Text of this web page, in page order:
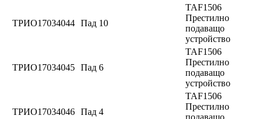
ТРИО17034044 Пад 10
TAF1506
Престилно
подаващо
устройство
ТРИО17034045 Пад 6
TAF1506
Престилно
подаващо
устройство
ТРИО17034046 Пад 4
TAF1506
Престилно
подаващо